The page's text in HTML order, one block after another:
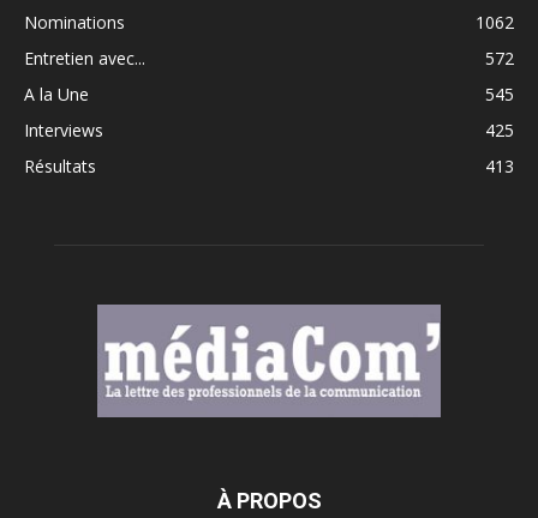
Nominations
1062
Entretien avec...
572
A la Une
545
Interviews
425
Résultats
413
À PROPOS